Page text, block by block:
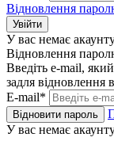
Відновлення
Увійти
У вас немає
Відновлення
Введіть e-mail,
задля відновлення
E-mail*
Відновити пароль
У вас немає